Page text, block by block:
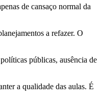
de cansaço normal da
a refazer. O
públicas, ausência de
a qualidade das aulas. É